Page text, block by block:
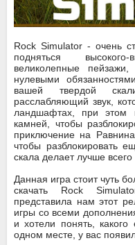
Rock Simulator - очень
подняться
великолепные
нулевыми
вашей твердой
расслабляющий звук,
ландшафтах, при этом
камней, чтобы
приключение на
чтобы разблокировать
скала делает лучше
Данная игра стоит чуть
скачать Rock
представила нам этот
игры со всеми
и хотели понять,
одном месте, у вас